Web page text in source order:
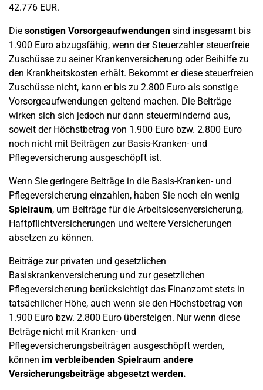
42.776 EUR.
Die sonstigen Vorsorgeaufwendungen sind insgesamt bis
1.900 Euro abzugsfähig, wenn der Steuerzahler steuerfreie
Zuschüsse zu seiner Krankenversicherung oder Beihilfe zu
den Krankheitskosten erhält. Bekommt er diese steuerfreien
Zuschüsse nicht, kann er bis zu 2.800 Euro als sonstige
Vorsorgeaufwendungen geltend machen. Die Beiträge
wirken sich sich jedoch nur dann steuermindernd aus,
soweit der Höchstbetrag von 1.900 Euro bzw. 2.800 Euro
noch nicht mit Beiträgen zur Basis-Kranken- und
Pflegeversicherung ausgeschöpft ist.
Wenn Sie geringere Beiträge in die Basis-Kranken- und
Pflegeversicherung einzahlen, haben Sie noch ein wenig
Spielraum, um Beiträge für die Arbeitslosenversicherung,
Haftpflichtversicherungen und weitere Versicherungen
absetzen zu können.
Beiträge zur privaten und gesetzlichen
Basiskrankenversicherung und zur gesetzlichen
Pflegeversicherung berücksichtigt das Finanzamt stets in
tatsächlicher Höhe, auch wenn sie den Höchstbetrag von
1.900 Euro bzw. 2.800 Euro übersteigen. Nur wenn diese
Beträge nicht mit Kranken- und
Pflegeversicherungsbeiträgen ausgeschöpft werden,
können im verbleibenden Spielraum andere
Versicherungsbeiträge abgesetzt werden.